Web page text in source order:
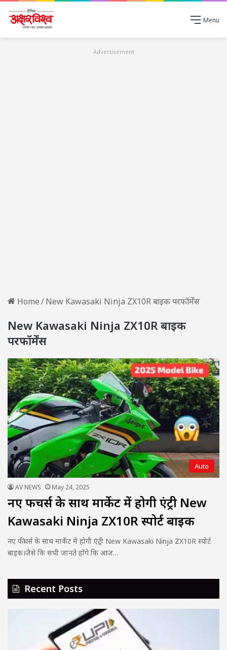
Menu
Advertisement
Home/New Kawasaki Ninja ZX10R बाइक परफॉर्मेंस
New Kawasaki Ninja ZX10R बाइक
परफॉर्मेंस
Auto
AV NEWS May 24, 2025
नए फीचर्स के साथ मार्केट में होगी एंट्री New
Kawasaki Ninja ZX10R स्पोर्ट बाइक
नए फीचर्स के साथ मार्केट में होगी एंट्री New Kawasaki Ninja ZX10R स्पोर्ट
बाइक।जैसे कि सभी जानते होंगे कि आज…
Recent Posts